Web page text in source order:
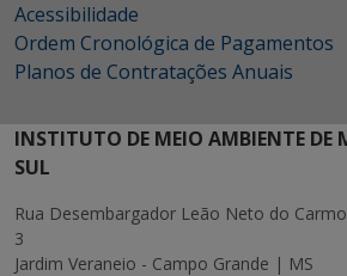
Acessibilidade
Ordem Cronológica de Pagamentos
Planos de Contratações Anuais
INSTITUTO DE MEIO AMBIENTE DE
SUL
Rua Desembargador Leão Neto do
3
Jardim Veraneio - Campo Grande | MS